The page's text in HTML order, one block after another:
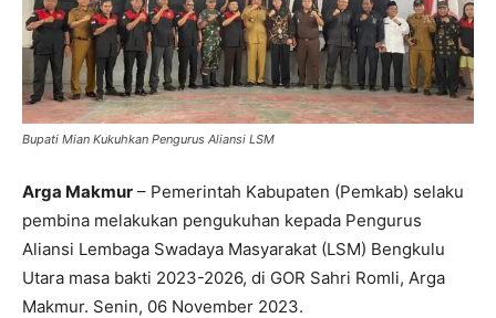
Bupati Mian Kukuhkan Pengurus Aliansi LSM
Arga Makmur – Pemerintah Kabupaten (Pemkab) selaku
pembina melakukan pengukuhan kepada Pengurus
Aliansi Lembaga Swadaya Masyarakat (LSM) Bengkulu
Utara masa bakti 2023-2026, di GOR Sahri Romli, Arga
Makmur. Senin, 06 November 2023.